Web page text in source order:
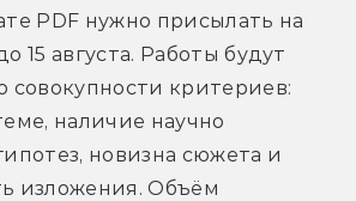
PDF нужно присылать на
15 августа. Работы будут
совокупности критериев:
наличие научно
новизна сюжета и
изложения. Объём